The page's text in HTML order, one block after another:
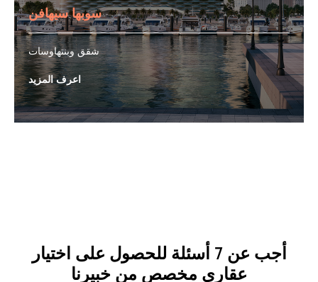
سوبها سيهافن
شقق وبنتهاوسات
اعرف المزيد
أجب عن 7 أسئلة للحصول على اختيار
عقاري مخصص من خبيرنا